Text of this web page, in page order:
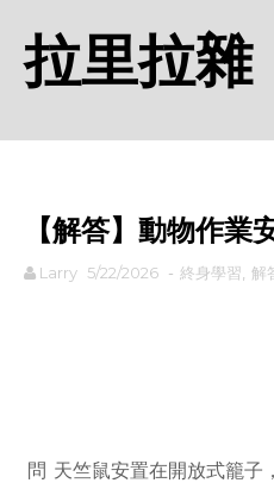
拉里拉雜
【解答】動物作業
Larry 5/22/2026 - 終身學習 解
問 天竺鼠安置在開放式籠子